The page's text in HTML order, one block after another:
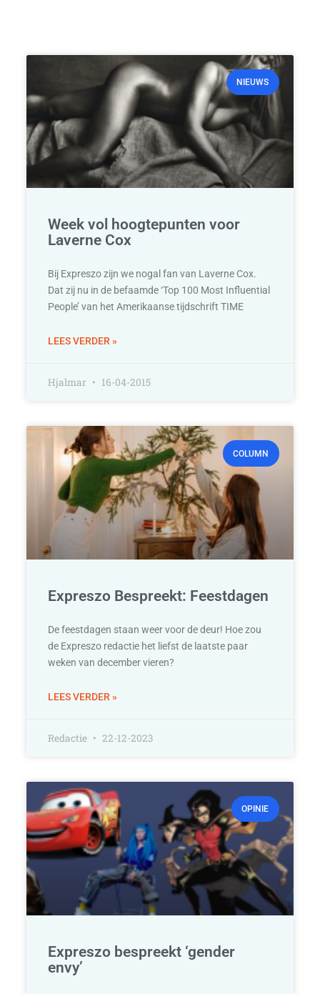
NIEUWS
Week vol hoogtepunten voor
Laverne Cox
Bij Expreszo zijn we nogal fan van Laverne Cox.
Dat zij nu in de befaamde ‘Top 100 Most Influential
People’ van het Amerikaanse tijdschrift TIME
LEES VERDER »
Hjalmar 16-04-2015
COLUMN
Expreszo Bespreekt: Feestdagen
De feestdagen staan weer voor de deur! Hoe zou
de Expreszo redactie het liefst de laatste paar
weken van december vieren?
LEES VERDER »
Redactie 22-12-2023
OPINIE
Expreszo bespreekt ‘gender
envy’